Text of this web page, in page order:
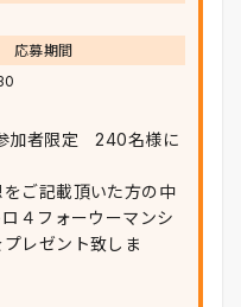
応募期間
加者限定 240名様に
ご記載頂いた方の中
４フォーウーマンシ
レゼント致しま